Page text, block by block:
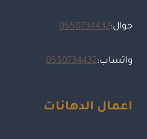
جوال:0550734432
واتساب:0550734432
اعمال الدهانات